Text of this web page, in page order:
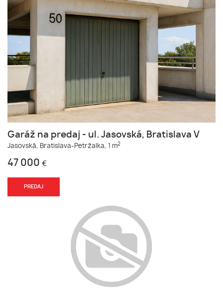
Garáž na predaj - ul. Jasovská, Bratislava V
Jasovská, Bratislava-Petržalka, 1 m2
47 000 €
PREDAJ